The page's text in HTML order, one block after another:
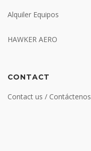
Alquiler Equipos
HAWKER AERO
CONTACT
Contact us / Contáctenos